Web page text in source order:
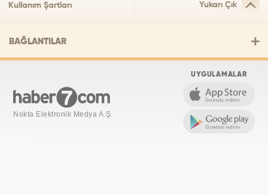
Kullanım Şartları Yukarı Çık
BAĞLANTILAR
Nokta Elektronik Medya A.Ş.
UYGULAMALAR